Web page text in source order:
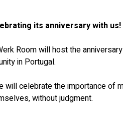
its anniversary with us!
Room will host the
in Portugal.
will celebrate the importance of
without judgment.